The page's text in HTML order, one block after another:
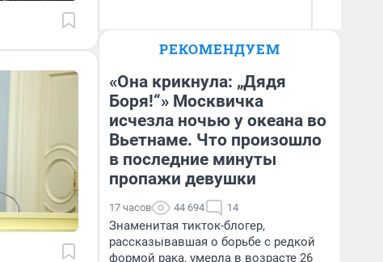
Игорь Коновалов
РЕКОМЕНДУЕМ
«Она крикнула: „Дядя
Боря!“» Москвичка
исчезла ночью у океана во
Вьетнаме. Что произошло
в последние минуты
пропажи девушки
17 часов 44 694 14
Знаменитая тикток-блогер,
рассказывавшая о борьбе с редкой
формой рака, умерла в возрасте 26